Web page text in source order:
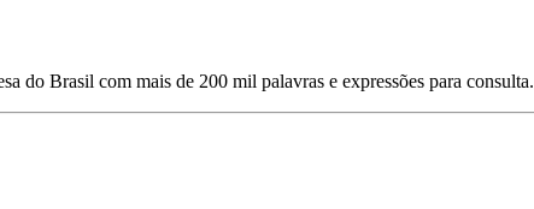
do Brasil com mais de 200 mil palavras e expressões para consulta.